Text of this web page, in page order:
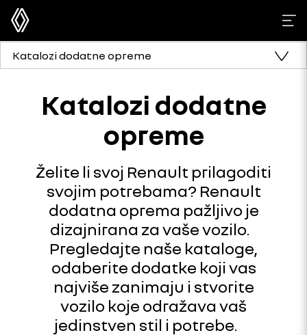
Katalozi dodatne opreme
Katalozi dodatne
opreme
Želite li svoj Renault prilagoditi
svojim potrebama? Renault
dodatna oprema pažljivo je
dizajnirana za vaše vozilo.
Pregledajte naše kataloge,
odaberite dodatke koji vas
najviše zanimaju i stvorite
vozilo koje odražava vaš
jedinstven stil i potrebe.